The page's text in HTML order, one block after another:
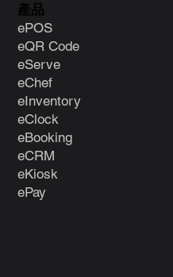
產品
ePOS
eQR Code
eServe
eChef
eInventory
eClock
eBooking
eCRM
eKiosk
ePay